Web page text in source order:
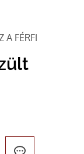
A FÉRFI